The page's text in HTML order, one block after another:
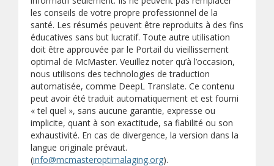
les conseils de votre propre professionnel de la
santé. Les résumés peuvent être reproduits à des fins
éducatives sans but lucratif. Toute autre utilisation
doit être approuvée par le Portail du vieillissement
optimal de McMaster. Veuillez noter qu’à l’occasion,
nous utilisons des technologies de traduction
automatisée, comme DeepL Translate. Ce contenu
peut avoir été traduit automatiquement et est fourni
« tel quel », sans aucune garantie, expresse ou
implicite, quant à son exactitude, sa fiabilité ou son
exhaustivité. En cas de divergence, la version dans la
langue originale prévaut.
(info@mcmasteroptimalaging.org).